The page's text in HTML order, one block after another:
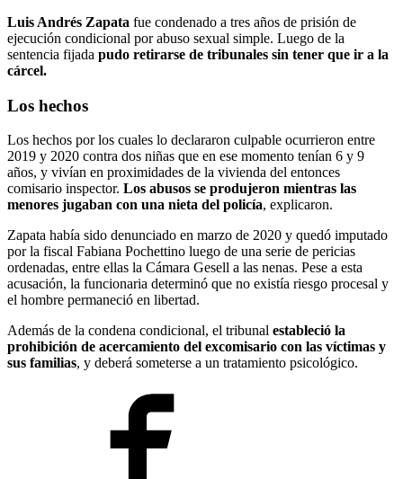
Luis Andrés Zapata fue condenado a tres años de prisión de
ejecución condicional por abuso sexual simple. Luego de la
sentencia fijada pudo retirarse de tribunales sin tener que ir a la
cárcel.
Los hechos
Los hechos por los cuales lo declararon culpable ocurrieron entre
2019 y 2020 contra dos niñas que en ese momento tenían 6 y 9
años, y vivían en proximidades de la vivienda del entonces
comisario inspector. Los abusos se produjeron mientras las
menores jugaban con una nieta del policía, explicaron.
Zapata había sido denunciado en marzo de 2020 y quedó imputado
por la fiscal Fabiana Pochettino luego de una serie de pericias
ordenadas, entre ellas la Cámara Gesell a las nenas. Pese a esta
acusación, la funcionaria determinó que no existía riesgo procesal y
el hombre permaneció en libertad.
Además de la condena condicional, el tribunal estableció la
prohibición de acercamiento del excomisario con las víctimas y
sus familias, y deberá someterse a un tratamiento psicológico.